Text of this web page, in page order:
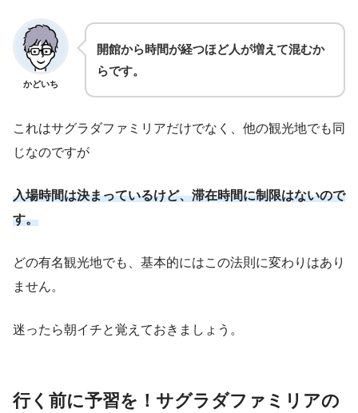
かどいち
開館から時間が経つほど人が増えて混むか
らです。
これはサグラダファミリアだけでなく、他の観光地でも同
じなのですが
入場時間は決まっているけど、滞在時間に制限はないので
す。
どの有名観光地でも、基本的にはこの法則に変わりはあり
ません。
迷ったら朝イチと覚えておきましょう。
行く前に予習を！サグラダファミリアの